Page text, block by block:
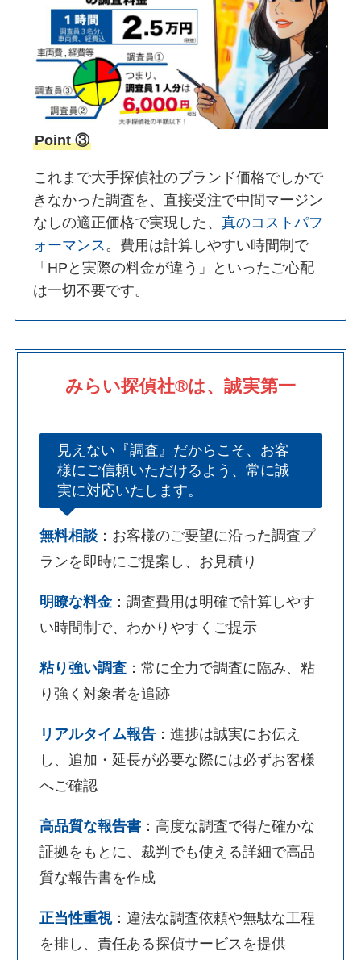
Point ③
これまで大手探偵社のブランド価格でしかで
きなかった調査を、直接受注で中間マージン
なしの適正価格で実現した、真のコストパフ
ォーマンス。費用は計算しやすい時間制で
「HPと実際の料金が違う」といったご心配
は一切不要です。
みらい探偵社®︎は、誠実第一
見えない『調査』だからこそ、お客
様にご信頼いただけるよう、常に誠
実に対応いたします。
無料相談：お客様のご要望に沿った調査プ
ランを即時にご提案し、お見積り
明瞭な料金：調査費用は明確で計算しやす
い時間制で、わかりやすくご提示
粘り強い調査：常に全力で調査に臨み、粘
り強く対象者を追跡
リアルタイム報告：進捗は誠実にお伝え
し、追加・延長が必要な際には必ずお客様
へご確認
高品質な報告書：高度な調査で得た確かな
証拠をもとに、裁判でも使える詳細で高品
質な報告書を作成
正当性重視：違法な調査依頼や無駄な工程
を排し、責任ある探偵サービスを提供